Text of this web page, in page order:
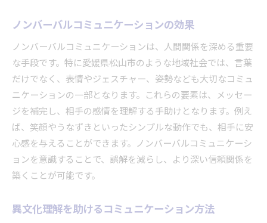
ノンバーバルコミュニケーションの効果
ノンバーバルコミュニケーションは、人間関係を深める重要
な手段です。特に愛媛県松山市のような地域社会では、言葉
だけでなく、表情やジェスチャー、姿勢なども大切なコミュ
ニケーションの一部となります。これらの要素は、メッセー
ジを補完し、相手の感情を理解する手助けとなります。例え
ば、笑顔やうなずきといったシンプルな動作でも、相手に安
心感を与えることができます。ノンバーバルコミュニケーシ
ョンを意識することで、誤解を減らし、より深い信頼関係を
築くことが可能です。
異文化理解を助けるコミュニケーション方法